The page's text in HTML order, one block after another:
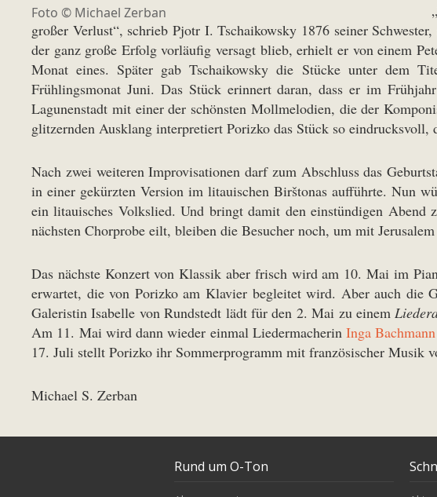
Foto © Michael Zerban
großer Verlust“, schrieb Pjotr I. Tschaikowsky 1876 seiner
der ganz große Erfolg vorläufig versagt blieb, erhielt er von einem
Monat eines. Später gab Tschaikowsky die Stücke unter dem
Frühlingsmonat Juni. Das Stück erinnert daran, dass er im
Lagunenstadt mit einer der schönsten Mollmelodien, die der
glitzernden Ausklang interpretiert Porizko das Stück so eindrucksvoll,
Nach zwei weiteren Improvisationen darf zum Abschluss das
in einer gekürzten Version im litauischen Birštonas aufführte. Nun
ein litauisches Volkslied. Und bringt damit den einstündigen Abend
nächsten Chorprobe eilt, bleiben die Besucher noch, um mit
Das nächste Konzert von Klassik aber frisch wird am 10. Mai im
erwartet, die von Porizko am Klavier begleitet wird. Aber auch die
Galeristin Isabelle von Rundstedt lädt für den 2. Mai zu einem
Am 11. Mai wird dann wieder einmal LiedermacherinInga Bachmann
17. Juli stellt Porizko ihr Sommerprogramm mit französischer Musik
Michael S. Zerban
Rund um O-Ton